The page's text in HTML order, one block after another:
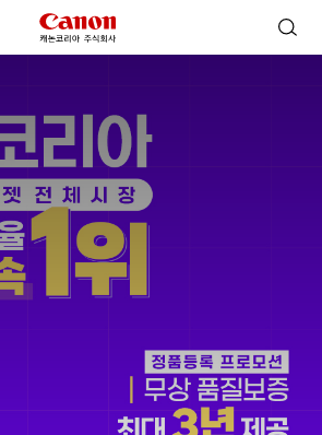
캐논코리아 주식회사 로고 검색 열기